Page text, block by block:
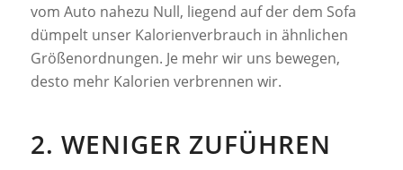
vom Auto nahezu Null, liegend auf der dem Sofa
dümpelt unser Kalorienverbrauch in ähnlichen
Größenordnungen. Je mehr wir uns bewegen,
desto mehr Kalorien verbrennen wir.
2. WENIGER ZUFÜHREN